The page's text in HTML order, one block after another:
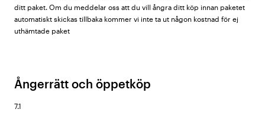
ditt paket. Om du meddelar oss att du vill ångra ditt köp innan paketet
automatiskt skickas tillbaka kommer vi inte ta ut någon kostnad för ej
uthämtade paket
Ångerrätt och öppetköp
7.1